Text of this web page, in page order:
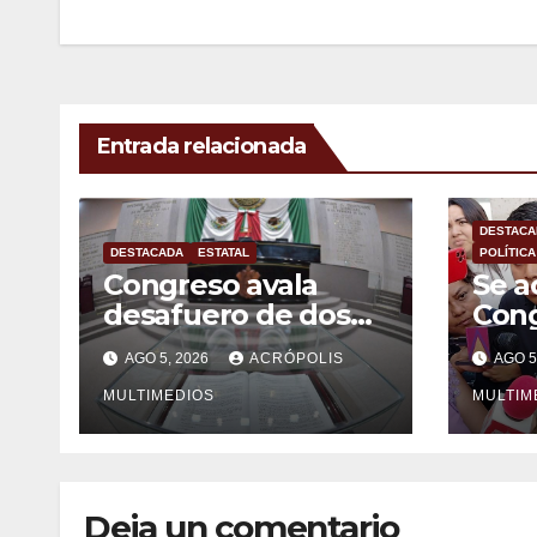
entradas
Entrada relacionada
DESTACADA ESTATAL
Congreso avala
desafuero de dos
alcaldes
veracruzanos
AGO 5, 2026 ACRÓPOLIS
MULTIMEDIOS
POLÍTICA
Se
AGO
Deja un comentario